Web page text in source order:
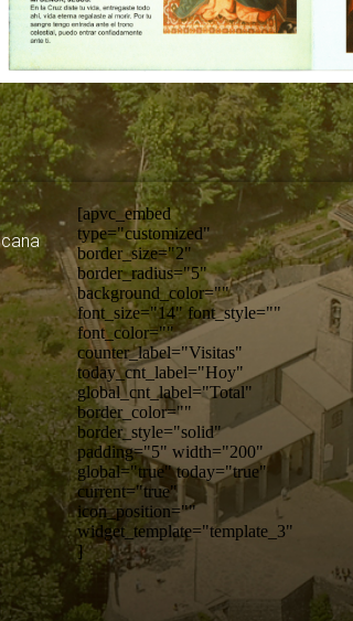
[apvc_embed
type="customized"
border_size="2"
border_radius="5"
background_color=""
font_size="14" font_style=""
font_color=""
counter_label="Visitas"
today_cnt_label="Hoy"
global_cnt_label="Total"
border_color=""
border_style="solid"
padding="5" width="200"
global="true" today="true"
current="true"
icon_position=""
widget_template="template_3"
]